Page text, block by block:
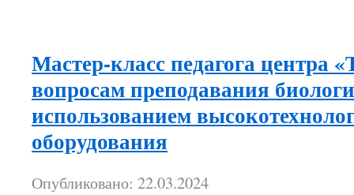
Мастер-класс педагога центра
вопросам преподавания
использованием
оборудования
Опубликовано: 22.03.2024